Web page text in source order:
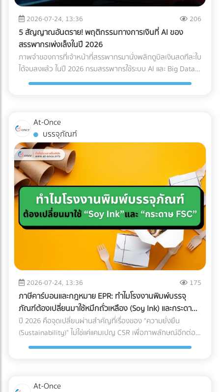
(ระบบบริหารคุณภาพสำหรับเครื่องมือแพทย์) หรือ GDP (Good
Distribution Practice) เพื่อการันตีความมืออาชีพ ระบบติดตาม
แบบ Real-Time (IoT Tracking): ในยุคนี้ การเช็กแค่ว่า "ของถึง
ไหนแล้ว" ไม่พออีกต่อไป ต้องมีเซนเซอร์ IoT ติดไว้กับกล่องสินค้า
เพื่อวัดค่า G-Force (แรงกระแทก), อุณหภูมิ และความเอียง (Tilt)
ตลอดการเดินทาง ซึ่งข้อมูลเหล่านี้สามารถใช้เป็นหลักฐานยืนยัน
ความสมบูรณ์ของสินค้าเมื่อส่งมอบได้ สรุปความคุ้มค่า (ROI):
ย่อมมีราคาสูงกว่าขนส่งทั่วไปประมาณ 20-30% แต่ในมุมมอง
ของการบริหารความเสี่ยง (Risk Management) การลงทุนตรง
นี้ "คุ้มค่ามหาศาล" เมื่อเทียบกับสิ่งที่คุณต้องเสียหากเกิดข้อผิด
พลาด เช่น ค่าซ่อมแซมอะไหล่หลักแสน, ค่าเสียโอกาสจากการ
เลื่อนวันเปิดคลินิก, ค่าปรับจากโรงพยาบาล หรือแม้แต่การถูก
บริษัทประกันปฏิเสธความคุ้มครองเพราะใช้ระบบขนส่งที่ไม่ได้
มาตรฐาน การเลือกใช้บริการขนส่งเฉพาะทางจึงเปรียบเสมือน
การซื้อ "ความสบายใจ" และ "ความมั่นคง" ให้กับธุรกิจของคุณ
ครับ ???? อุปกรณ์การแพทย์ของคุณมีมูลค่าสูงเกินกว่าจะฝากไว้
กับใครก็ได้ การหาบริษัท Logistics (3PL) ที่มีรถขนส่งแบบ Air-
Ride Suspension พร้อมทีมงานที่ผ่านการอบรมมาตรฐาน
White Glove Service ไม่ใช่เรื่องง่ายและต้องใช้เวลาในการตรวจ
สอบประวัติอย่างละเอียด ลดความเสี่ยงและประหยัดเวลาของฝ่าย
จัดซื้อ ด้วยการค้นหาและเปรียบเทียบบริษัทขนส่งเฉพาะทาง
สำหรับเครื่องมือแพทย์ (Healthcare Logistics) ที่ได้มาตรฐาน
สากล ได้ฟรีที่ At-once แพลตฟอร์มรวบรวมธุรกิจ B2B ชั้นนำ
ของประเทศไทย
Page เฉพาะกิจ (Dedicated Landing Page) อย่าส่งลูกค้ากลุ่ม
นี้ไปที่หน้า Home ของเว็บไซต์โรงแรมทั่วไป ให้สร้างหน้า Landing
Page แยกออกมาต่างหากเพื่อขายแพ็กเกจ Long-stay โดย
เฉพาะ หน้านี้ต้องโชว์ภาพห้องทำงานที่สว่าง มีปลั๊กไฟเพียงพอ
และระบุความเร็วอินเทอร์เน็ตอย่างชัดเจน พร้อมปุ่ม Call-to-
Action ที่กระตุ้นให้เกิดการจองตรง (Direct Booking) ทันที 2.
จัดแพ็กเกจ "Ready to Work" เพื่ออัปราคา (Upselling) แทนที่
จะลดราคาห้องพักเพื่อแข่งกับอพาร์ตเมนต์ ให้คุณเพิ่มมูลค่า
อุปกรณ์เหล่านี้เพียงหลักพัน สามารถนำมาตั้งเป็นแพ็กเกจ "Pro
Nomad" ที่ชาร์จราคาเพิ่มได้เดือนละหลายพันบาท แถมยังเป็น
สเปกที่ดึงดูดใจชาว Remote Worker ขั้นสุด 3. ยิงโฆษณาแบบ
เจาะจงเป้าหมาย (Precision Targeting Ads) เลิกหว่านโฆษณา
กว้างๆ แล้วหันมาใช้กลยุทธ์ยิงแอด (Digital Ads) เจาะกลุ่มคน
ต่างชาติที่ทำงานออนไลน์ เช่น ค้นหาผู้ที่สนใจ "Work from
Thailand", "Digital Nomad Visa Thailand" หรือทำ
Retargeting ไปยังกลุ่มที่เคยเข้ามาดูเว็บไซต์ของคุณแต่ยังไม่
ตัดสินใจจอง อย่าปล่อยให้โอกาสหลุดลอยไป... ให้ At-once ช่วย
คุณหาทีมที่ใช่! การปรับเปลี่ยนโครงสร้างราคา สร้าง Landing
Page ที่มี Conversion Rate สูง และการยิงโฆษณาเจาะตลาด
ต่างชาติ ต้องอาศัยความเชี่ยวชาญเฉพาะทาง หากทีม In-house
ของโรงแรมคุณมีงานล้นมืออยู่แล้ว การใช้บริการ Outsource คือ
ทางออกที่รวดเร็วและคุ้มค่าที่สุด อย่าปล่อยให้ห้องพักต้องว่าง
เปล่าในช่วง Low Season! ยกระดับการตลาดโรงแรมของคุณวัน
นี้ เข้ามาค้นหาพาร์ทเนอร์ที่เชี่ยวชาญบน At-once แพลตฟอร์ม
รวบรวมบริษัท B2B ชั้นนำของไทย เรามีตัวเลือกให้คุณครบจบใน
ที่เดียว: Digital Marketing Agency: ผู้เชี่ยวชาญด้านการวาง
กลยุทธ์และยิงแอดเจาะตลาดต่างชาติ Web Developer / UX-UI
Designer: ทีมสร้าง Landing Page และระบบ Direct Booking
เป็นยอดจองหรือยัง? เข้ามาเปรียบเทียบผลงานและติดต่อเอเจน
2026-07-24, 13:36 206
5 สัญญาณอันตราย! พฤติกรรมทางการเงินที่ AI ของ
สรรพากรเพ่งเล็งในปี 2026
ภาพจำของการที่เจ้าหน้าที่สรรพากรมานั่งพลิกดูบิลเงินสดทีละใบ
ได้จบลงแล้ว ในปี 2026 กรมสรรพากรใช้ระบบ AI และ Big Data
ในการเชื่อมโยงข้อมูลทางการเงินของธุรกิจแบบเรียลไทม์ (Real-
ทางการเงินแบบนี้อยู่ นี่คือ 5 สัญญาณอันตรายที่ AI ของ
สรรพากรจะจัดว่าบริษัทคุณเป็น "กลุ่มเสี่ยงสูง (High Risk)"
ทันที: 1. ข้อมูล e-Tax ไม่ตรงกับ Statement ธนาคาร AI
สามารถดึงข้อมูลความเคลื่อนไหวของบัญชีธนาคาร (ที่เข้าเกณฑ์
รายงาน) มาจับคู่กับรายได้ที่คุณสำแดงผ่านระบบ e-Tax Invoice
และ e-Withholding Tax หากมีเงินโอนเข้าบัญชีบริษัทจำนวนมาก
แต่ยอดขายที่แจ้งเสียภาษีกลับต่ำเตี้ยเรี่ยดิน ระบบจะตีธงแดงทันที
2. ขาดทุนสะสมติดต่อกัน... แต่เจ้าของรวยขึ้น บริษัทแจ้งงบการ
เงินว่า "ขาดทุน" หรือ "กำไรน้อยมาก" ต่อเนื่อง 3-5 ปี แต่
กรรมการบริษัทกลับมีการซื้อทรัพย์สินขนาดใหญ่ เช่น รถสปอร์ต
อสังหาริมทรัพย์ หรือมีการโอนเงินออกไปยังบัญชีส่วนตัวบ่อย
ครั้ง AI จะประเมินว่านี่คือการโยกเงินบริษัท (Siphoning) หรือการ
ปกปิดรายได้ 3. สินค้าคงเหลือ (Inventory) ในงบ ไม่สอดคล้อง
กับความเป็นจริง นี่คือจุดตายของธุรกิจซื้อมาขายไป หากยอด
ขายของคุณน้อย แต่การสั่งซื้อวัตถุดิบหรือนำเข้าสินค้ามีปริมาณ
มหาศาลจน "สต็อกบวม" ผิดปกติ สรรพากรจะตั้งข้อสงสัยว่า
คุณแอบขายสินค้าแบบไม่มีใบกำกับภาษี (ขายของเถื่อน/ขายตัด
ราคา) 4. ค่าใช้จ่ายเบ็ดเตล็ดและค่ารับรองพุ่งสูงปรี๊ด การยัด
"รายจ่ายส่วนตัว" เข้ามาเป็น "ค่าใช้จ่ายบริษัท" เป็นเรื่องที่ AI จับ
ทางได้ง่ายมาก หากหมวดหมู่ค่ารับรอง ค่าเดินทาง หรือค่าใช้จ่าย
ได้เลย 5. ทำธุรกรรมคริปโตฯ หรือ Digital Assets โดยไม่ลง
At-Once
บรรจุภัณฑ์
2026-07-24, 13:36 175
ภาษีคาร์บอนและกฎหมาย EPR: ทำไมโรงงานพิมพ์บรรจุ
ภัณฑ์ต้องเปลี่ยนมาใช้หมึกถั่วเหลือง (Soy Ink) และกระดาษ
FSC
ปี 2026 คือจุดเปลี่ยนผ่านสำคัญที่เรื่องของ "ความยั่งยืน
(Sustainability)" ไม่ใช่แค่แคมเปญ CSR เพื่อภาพลักษณ์อีกต่อ
ไป แต่กลายเป็น "กำแพงภาษี" และ "ข้อกีดกันทางการค้า" ที่ส่ง
At-Once